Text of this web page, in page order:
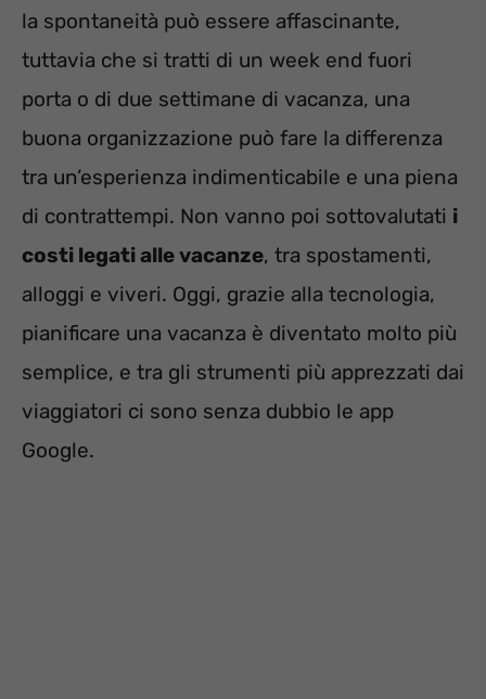
la spontaneità può essere affascinante,
tuttavia che si tratti di un week end fuori
porta o di due settimane di vacanza, una
buona organizzazione può fare la differenza
tra un’esperienza indimenticabile e una piena
di contrattempi. Non vanno poi sottovalutati i
costi legati alle vacanze, tra spostamenti,
alloggi e viveri. Oggi, grazie alla tecnologia,
pianificare una vacanza è diventato molto più
semplice, e tra gli strumenti più apprezzati dai
viaggiatori ci sono senza dubbio le app
Google.